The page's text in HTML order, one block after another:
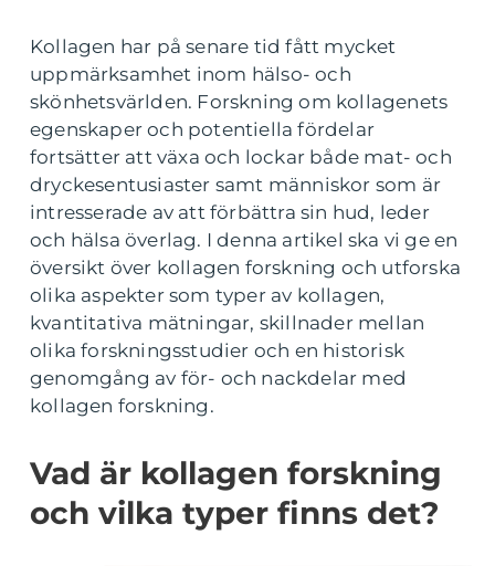
Kollagen har på senare tid fått mycket
uppmärksamhet inom hälso- och
skönhetsvärlden. Forskning om kollagenets
egenskaper och potentiella fördelar
fortsätter att växa och lockar både mat- och
dryckesentusiaster samt människor som är
intresserade av att förbättra sin hud, leder
och hälsa överlag. I denna artikel ska vi ge en
översikt över kollagen forskning och utforska
olika aspekter som typer av kollagen,
kvantitativa mätningar, skillnader mellan
olika forskningsstudier och en historisk
genomgång av för- och nackdelar med
kollagen forskning.
Vad är kollagen forskning
och vilka typer finns det?